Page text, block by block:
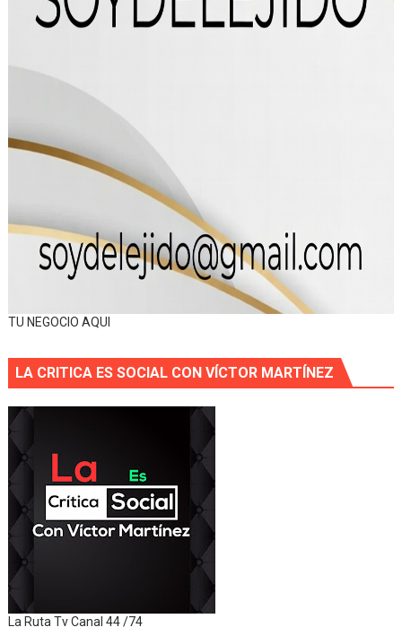
TU NEGOCIO AQUI
LA CRITICA ES SOCIAL CON VÍCTOR MARTÍNEZ
La Ruta Tv Canal 44 /74